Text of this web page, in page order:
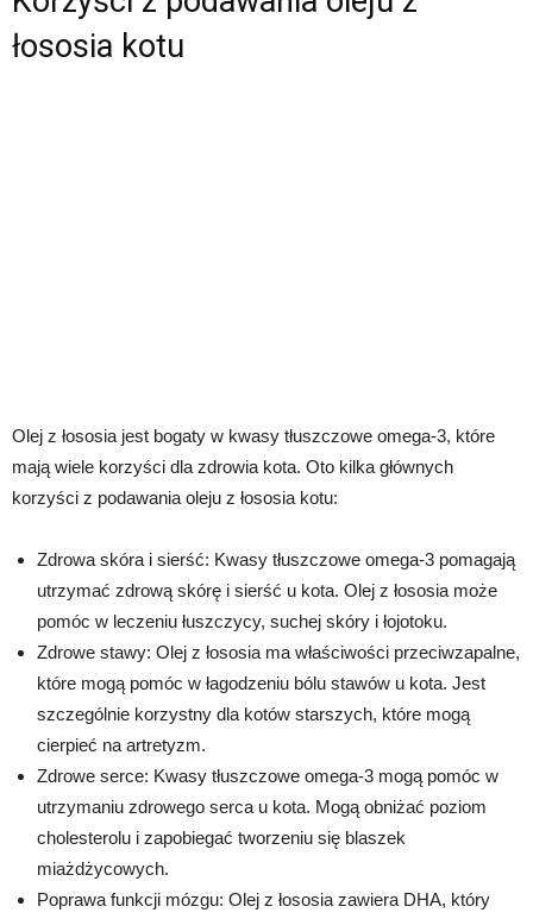
łososia kotu
Olej z łososia jest bogaty w kwasy tłuszczowe omega-3, które
mają wiele korzyści dla zdrowia kota. Oto kilka głównych
korzyści z podawania oleju z łososia kotu:
Zdrowa skóra i sierść: Kwasy tłuszczowe omega-3 pomagają
utrzymać zdrową skórę i sierść u kota. Olej z łososia może
pomóc w leczeniu łuszczycy, suchej skóry i łojotoku.
Zdrowe stawy: Olej z łososia ma właściwości przeciwzapalne,
które mogą pomóc w łagodzeniu bólu stawów u kota. Jest
szczególnie korzystny dla kotów starszych, które mogą
cierpieć na artretyzm.
Zdrowe serce: Kwasy tłuszczowe omega-3 mogą pomóc w
utrzymaniu zdrowego serca u kota. Mogą obniżać poziom
cholesterolu i zapobiegać tworzeniu się blaszek
miażdżycowych.
Poprawa funkcji mózgu: Olej z łososia zawiera DHA, który